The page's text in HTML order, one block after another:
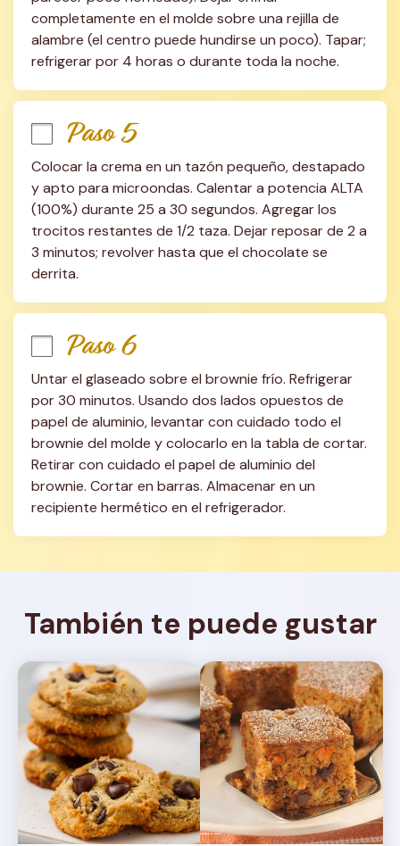
completamente en el molde sobre una rejilla de
alambre (el centro puede hundirse un poco). Tapar;
refrigerar por 4 horas o durante toda la noche.
Paso 5
Colocar la crema en un tazón pequeño, destapado
y apto para microondas. Calentar a potencia ALTA
(100%) durante 25 a 30 segundos. Agregar los
trocitos restantes de 1/2 taza. Dejar reposar de 2 a
3 minutos; revolver hasta que el chocolate se
derrita.
Paso 6
Untar el glaseado sobre el brownie frío. Refrigerar
por 30 minutos. Usando dos lados opuestos de
papel de aluminio, levantar con cuidado todo el
brownie del molde y colocarlo en la tabla de cortar.
Retirar con cuidado el papel de aluminio del
brownie. Cortar en barras. Almacenar en un
recipiente hermético en el refrigerador.
También te puede gustar